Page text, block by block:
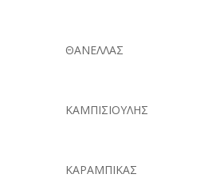
ΘΑΝΕΛΛΑΣ
ΚΑΜΠΙΣΙΟΥΛΗΣ
ΚΑΡΑΜΠΙΚΑΣ